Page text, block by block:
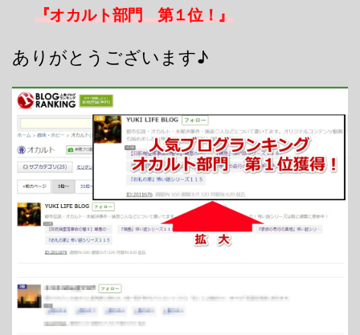
『オカルト部門 第１位！』
ありがとうございます♪